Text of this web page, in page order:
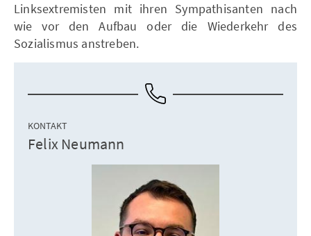
Linksextremisten mit ihren Sympathisanten nach
wie vor den Aufbau oder die Wiederkehr des
Sozialismus anstreben.
KONTAKT
Felix Neumann